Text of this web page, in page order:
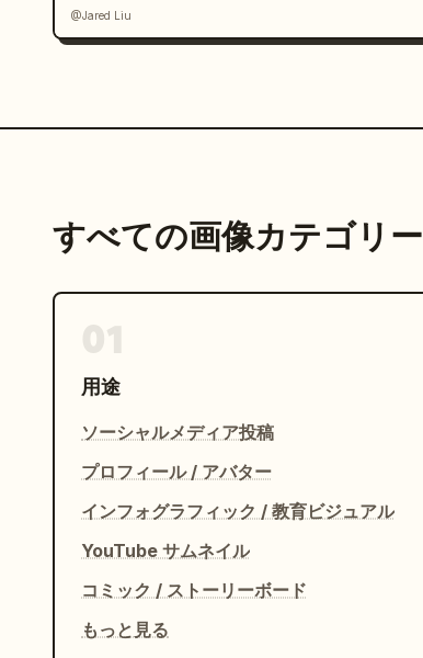
@Jared Liu
すべての画像カテゴリー
用途
ソーシャルメディア投稿
プロフィール / アバター
インフォグラフィック / 教育ビジュアル
YouTube サムネイル
コミック / ストーリーボード
もっと見る